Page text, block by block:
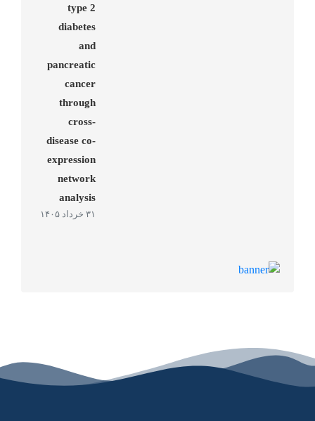
type 2
diabetes
and
pancreatic
cancer
through
cross-
disease co-
expression
network
analysis
۳۱ خرداد ۱۴۰۵